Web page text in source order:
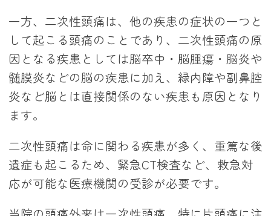
一方、二次性頭痛は、他の疾患の症状の一つと
して起こる頭痛のことであり、二次性頭痛の原
因となる疾患としては脳卒中・脳腫瘍・脳炎や
髄膜炎などの脳の疾患に加え、緑内障や副鼻腔
炎など脳とは直接関係のない疾患も原因となり
ます。
二次性頭痛は命に関わる疾患が多く、重篤な後
遺症も起こるため、緊急CT検査など、救急対
応が可能な医療機関の受診が必要です。